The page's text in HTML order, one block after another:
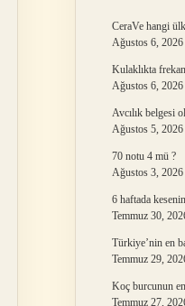
CeraVe hangi
Ağustos 6, 2026
Kulaklıkta
Ağustos 6, 2026
Avcılık belgesi
Ağustos 5, 2026
70 notu 4 mü ?
Ağustos 3, 2026
6 haftada
Temmuz 30,
Türkiye’nin en
Temmuz 29,
Koç burcunun
Temmuz 27,